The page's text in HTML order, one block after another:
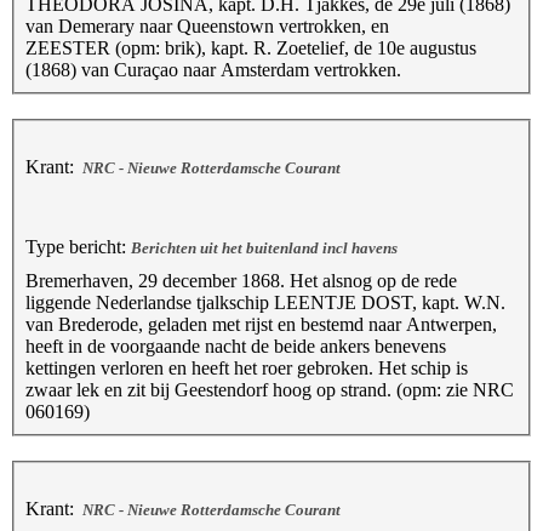
van Demerary naar Queenstown vertrokken, en
ZEESTER (opm: brik), kapt. R. Zoetelief, de 10e augustus
(1868) van Curaçao naar Amsterdam vertrokken.
Krant: NRC - Nieuwe Rotterdamsche Courant
Type bericht: Berichten uit het buitenland incl havens
Bremerhaven, 29 december 1868. Het alsnog op de rede
liggende Nederlandse tjalkschip LEENTJE DOST, kapt. W.N.
van Brederode, geladen met rijst en bestemd naar Antwerpen,
heeft in de voorgaande nacht de beide ankers benevens
kettingen verloren en heeft het roer gebroken. Het schip is
zwaar lek en zit bij Geestendorf hoog op strand. (opm: zie NRC
060169)
Krant: NRC - Nieuwe Rotterdamsche Courant